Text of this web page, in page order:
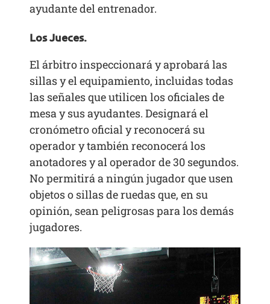
ayudante del entrenador.
Los Jueces.
El árbitro inspeccionará y aprobará las
sillas y el equipamiento, incluidas todas
las señales que utilicen los oficiales de
mesa y sus ayudantes. Designará el
cronómetro oficial y reconocerá su
operador y también reconocerá los
anotadores y al operador de 30 segundos.
No permitirá a ningún jugador que usen
objetos o sillas de ruedas que, en su
opinión, sean peligrosas para los demás
jugadores.